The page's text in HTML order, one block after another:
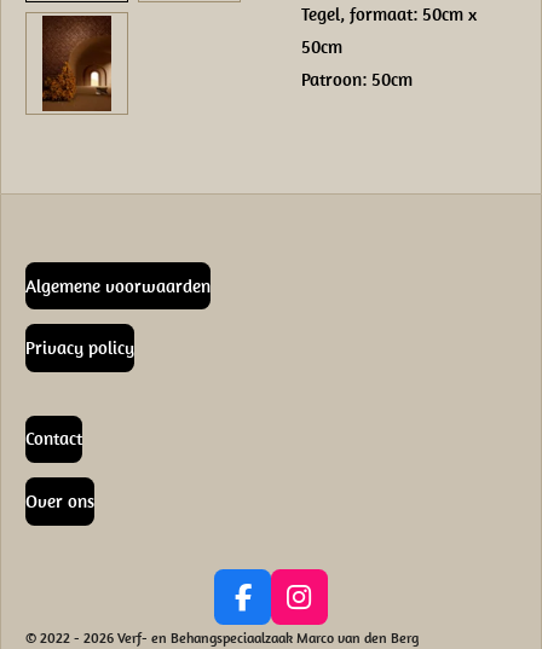
Tegel, formaat: 50cm x
50cm
Patroon: 50cm
Algemene voorwaarden
Privacy policy
Contact
Over ons
F
a
I
n
© 2022 - 2026 Verf- en Behangspeciaalzaak Marco van den Berg